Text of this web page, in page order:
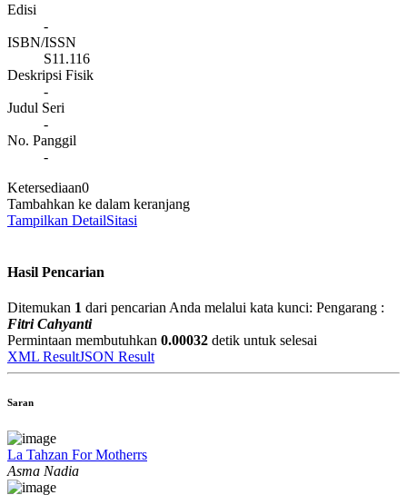
Edisi
-
ISBN/ISSN
S11.116
Deskripsi Fisik
-
Judul Seri
-
No. Panggil
-
Ketersediaan0
Tambahkan ke dalam keranjang
Tampilkan DetailSitasi
Hasil Pencarian
Ditemukan 1 dari pencarian Anda melalui kata kunci: Pengarang :
Fitri Cahyanti
Permintaan membutuhkan 0.00032 detik untuk selesai
XML ResultJSON Result
Saran
La Tahzan For Motherrs
Asma Nadia